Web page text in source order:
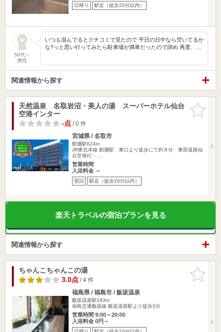
日帰り 駅近（徒歩10分以内）
50代～
男性
いつも混んでるとクチコミで見たので 平日の日中なら空いてるか
な?っと思い行ってみたら駐車場が満車だったので諦め 再度、…
関連情報から探す
お気に入
りに追加
天然温泉 名取岩沼・美人の湯 スーパーホテル仙台
空港インター
-点/ 0 件
宮城県 / 名取市
館腰駅624m
JR東北本線 館腰駅 東口より徒歩にて約８分 東部道路仙
台空港IC・…
営業時間
入浴料金 ～
宿泊 駅近（徒歩10分以内）
楽天トラベルの宿泊プランを見る
関連情報から探す
お気に入
りに追加
ちゃんこちゃんこの湯
3.0点/ 4 件
福島県 / 福島市 / 飯坂温泉
飯坂温泉駅183m
福島交通飯坂線 飯坂温泉駅より徒歩3分
営業時間 9:00～20:00
入浴料金 0円～